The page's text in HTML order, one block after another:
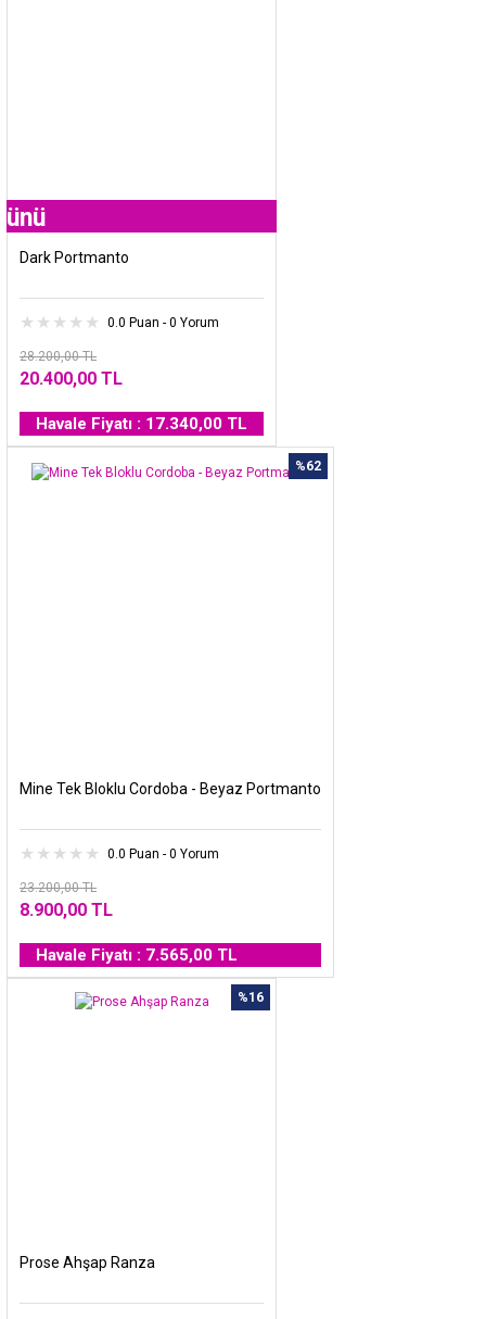
Dark Portmanto
0.0 Puan - 0 Yorum
28.200,00 TL
20.400,00 TL
Havale Fiyatı : 17.340,00 TL
%62
Mine Tek Bloklu Cordoba - Beyaz Portmanto
0.0 Puan - 0 Yorum
23.200,00 TL
8.900,00 TL
Havale Fiyatı : 7.565,00 TL
%16
Prose Ahşap Ranza